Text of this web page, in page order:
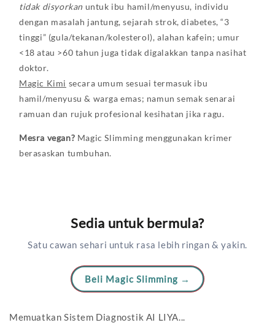
tidak disyorkan untuk ibu hamil/menyusu, individu
dengan masalah jantung, sejarah strok, diabetes, “3
tinggi” (gula/tekanan/kolesterol), alahan kafein; umur
<18 atau >60 tahun juga tidak digalakkan tanpa nasihat
doktor.
Magic Kimi secara umum sesuai termasuk ibu
hamil/menyusu & warga emas; namun semak senarai
ramuan dan rujuk profesional kesihatan jika ragu.
Mesra vegan? Magic Slimming menggunakan krimer
berasaskan tumbuhan.
Sedia untuk bermula?
Satu cawan sehari untuk rasa lebih ringan & yakin.
Beli Magic Slimming →
Memuatkan Sistem Diagnostik AI LIYA...